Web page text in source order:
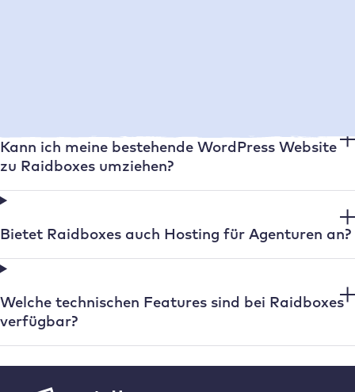
Kann ich meine bestehende WordPress Website
zu Raidboxes umziehen?
Bietet Raidboxes auch Hosting für Agenturen an?
Welche technischen Features sind bei Raidboxes
verfügbar?